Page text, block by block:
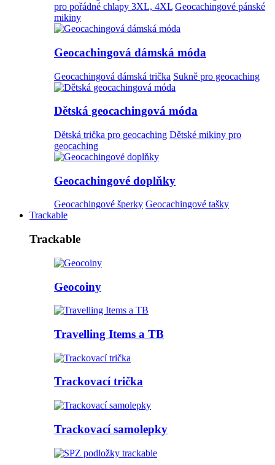
pro pořádné chlapy 3XL, 4XL Geocachingové pánské
mikiny
Geocachingová dámská móda
Geocachingová dámská trička Sukně pro geocaching
Dětská geocachingová móda
Dětská trička pro geocaching Dětské mikiny pro
geocaching
Geocachingové doplňky
Geocachingové šperky Geocachingové tašky
Trackable
Trackable
Geocoiny
Travelling Items a TB
Trackovací trička
Trackovací samolepky